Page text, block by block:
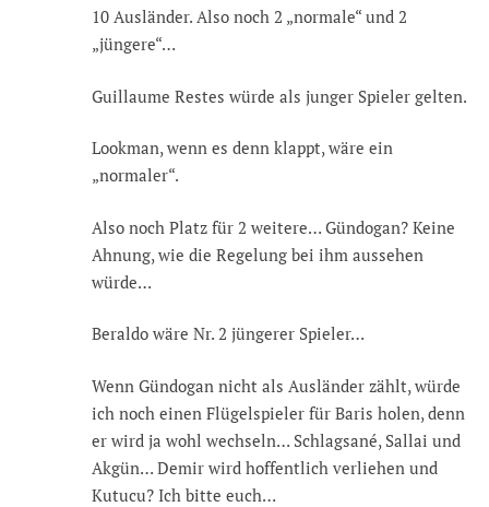
10 Ausländer. Also noch 2 „normale“ und 2
„jüngere“…
Guillaume Restes würde als junger Spieler gelten.
Lookman, wenn es denn klappt, wäre ein
„normaler“.
Also noch Platz für 2 weitere… Gündogan? Keine
Ahnung, wie die Regelung bei ihm aussehen
würde…
Beraldo wäre Nr. 2 jüngerer Spieler…
Wenn Gündogan nicht als Ausländer zählt, würde
ich noch einen Flügelspieler für Baris holen, denn
er wird ja wohl wechseln… Schlagsané, Sallai und
Akgün… Demir wird hoffentlich verliehen und
Kutucu? Ich bitte euch…